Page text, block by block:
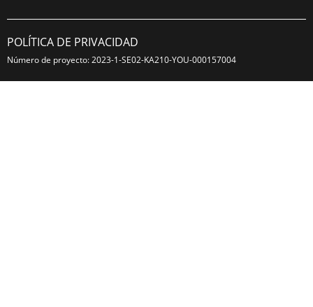
POLÍTICA DE PRIVACIDAD
Número de proyecto: 2023-1-SE02-KA210-YOU-000157004